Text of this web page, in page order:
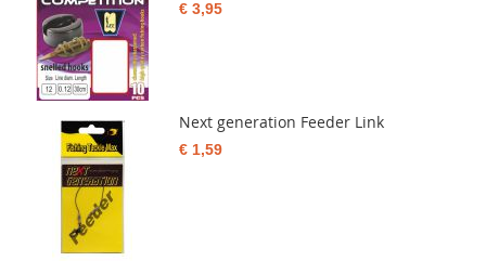
€ 3,95
Next generation Feeder Link
€ 1,59